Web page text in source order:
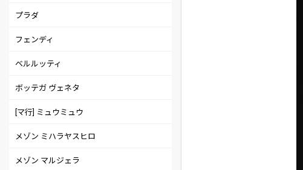
プラダ
フェンディ
ベルルッティ
ボッテガ ヴェネタ
[マ行] ミュウミュウ
メゾン ミハラヤスヒロ
メゾン マルジェラ